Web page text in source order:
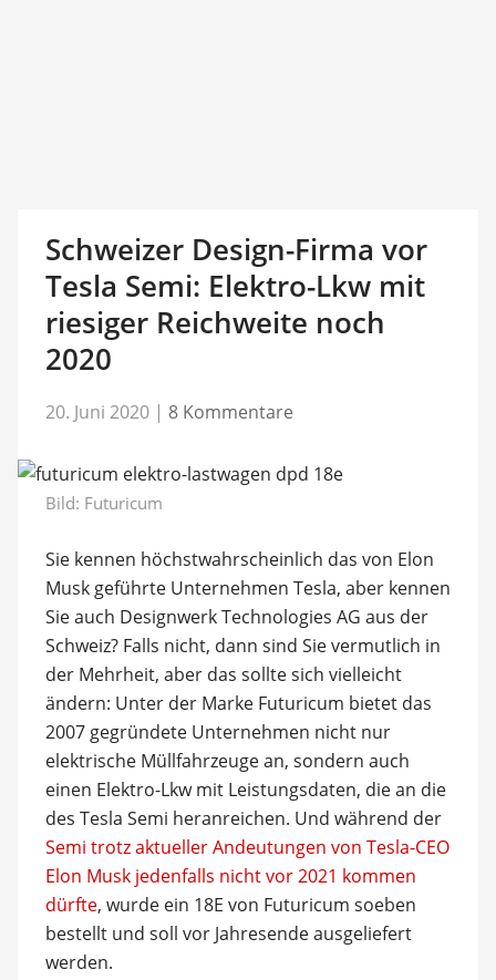
Schweizer Design-Firma vor
Tesla Semi: Elektro-Lkw mit
riesiger Reichweite noch
2020
20. Juni 2020 | 8 Kommentare
Bild: Futuricum
Sie kennen höchstwahrscheinlich das von Elon
Musk geführte Unternehmen Tesla, aber kennen
Sie auch Designwerk Technologies AG aus der
Schweiz? Falls nicht, dann sind Sie vermutlich in
der Mehrheit, aber das sollte sich vielleicht
ändern: Unter der Marke Futuricum bietet das
2007 gegründete Unternehmen nicht nur
elektrische Müllfahrzeuge an, sondern auch
einen Elektro-Lkw mit Leistungsdaten, die an die
des Tesla Semi heranreichen. Und während der
Semi trotz aktueller Andeutungen von Tesla-CEO
Elon Musk jedenfalls nicht vor 2021 kommen
dürfte, wurde ein 18E von Futuricum soeben
bestellt und soll vor Jahresende ausgeliefert
werden.